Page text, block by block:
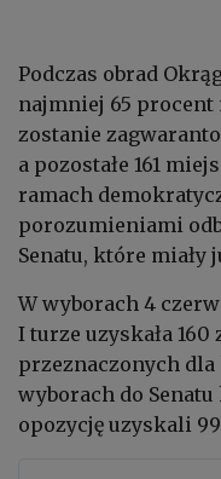
Podczas obrad
najmniej 65
zostanie
a pozostałe 161
ramach
porozumieniami
Senatu, które miały
W wyborach 4
I turze uzyskała 160
przeznaczonych
wyborach do
opozycję uzyskali